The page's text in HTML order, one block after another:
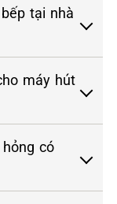
tại nhà
máy hút
có